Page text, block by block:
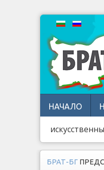
НАЧАЛО
БРАТ-БГ